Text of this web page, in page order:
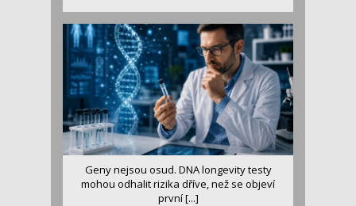
Geny nejsou osud. DNA longevity testy
mohou odhalit rizika dříve, než se objeví
první [...]